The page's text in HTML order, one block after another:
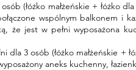
(łóżko małżeńskie + łóżko
wspólnym balkonem i
że jest w pełni wyposażona
3 osób (łóżko małżeńskie +
aneks kuchenny,